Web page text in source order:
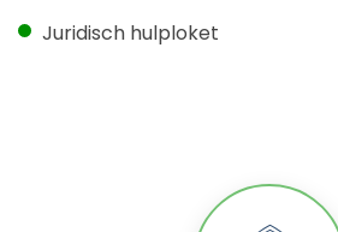
Juridisch hulploket